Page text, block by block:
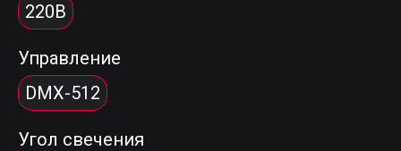
220В
Управление
DMX-512
Угол свечения